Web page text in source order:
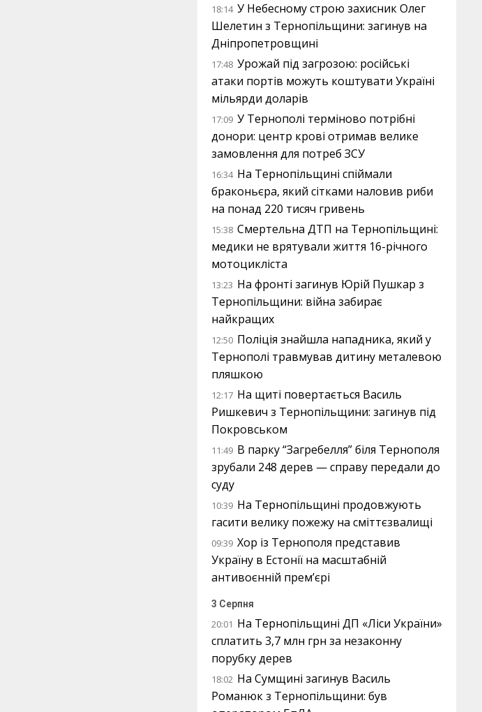
18:14 У Небесному строю захисник Олег
Шелетин з Тернопільщини: загинув на
Дніпропетровщині
17:48 Урожай під загрозою: російські
атаки портів можуть коштувати Україні
мільярди доларів
17:09 У Тернополі терміново потрібні
донори: центр крові отримав велике
замовлення для потреб ЗСУ
16:34 На Тернопільщині спіймали
браконьєра, який сітками наловив риби
на понад 220 тисяч гривень
15:38 Смертельна ДТП на Тернопільщині:
медики не врятували життя 16-річного
мотоцикліста
13:23 На фронті загинув Юрій Пушкар з
Тернопільщини: війна забирає
найкращих
12:50 Поліція знайшла нападника, який у
Тернополі травмував дитину металевою
пляшкою
12:17 На щиті повертається Василь
Ришкевич з Тернопільщини: загинув під
Покровськом
11:49 В парку “Загребелля” біля Тернополя
зрубали 248 дерев — справу передали до
суду
10:39 На Тернопільщині продовжують
гасити велику пожежу на сміттєзвалищі
09:39 Хор із Тернополя представив
Україну в Естонії на масштабній
антивоєнній прем’єрі
3 Серпня
20:01 На Тернопільщині ДП «Ліси України»
сплатить 3,7 млн грн за незаконну
порубку дерев
18:02 На Сумщині загинув Василь
Романюк з Тернопільщини: був